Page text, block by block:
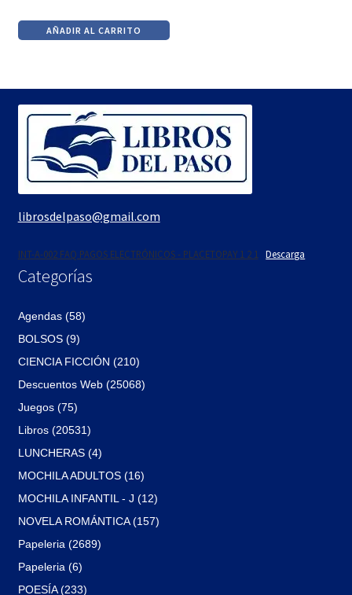
precio
original
precio
actual
AÑADIR AL CARRITO
librosdelpaso@gmail.com
INT-A-002 FAQ PAGOS ELECTRÓNICOS - PLACETOPAY 1 2 1 Descarga
Categorías
Agendas (58)
BOLSOS (9)
CIENCIA FICCIÓN (210)
Descuentos Web (25068)
Juegos (75)
Libros (20531)
LUNCHERAS (4)
MOCHILA ADULTOS (16)
MOCHILA INFANTIL - J (12)
NOVELA ROMÁNTICA (157)
Papeleria (2689)
Papeleria (6)
POESÍA (233)